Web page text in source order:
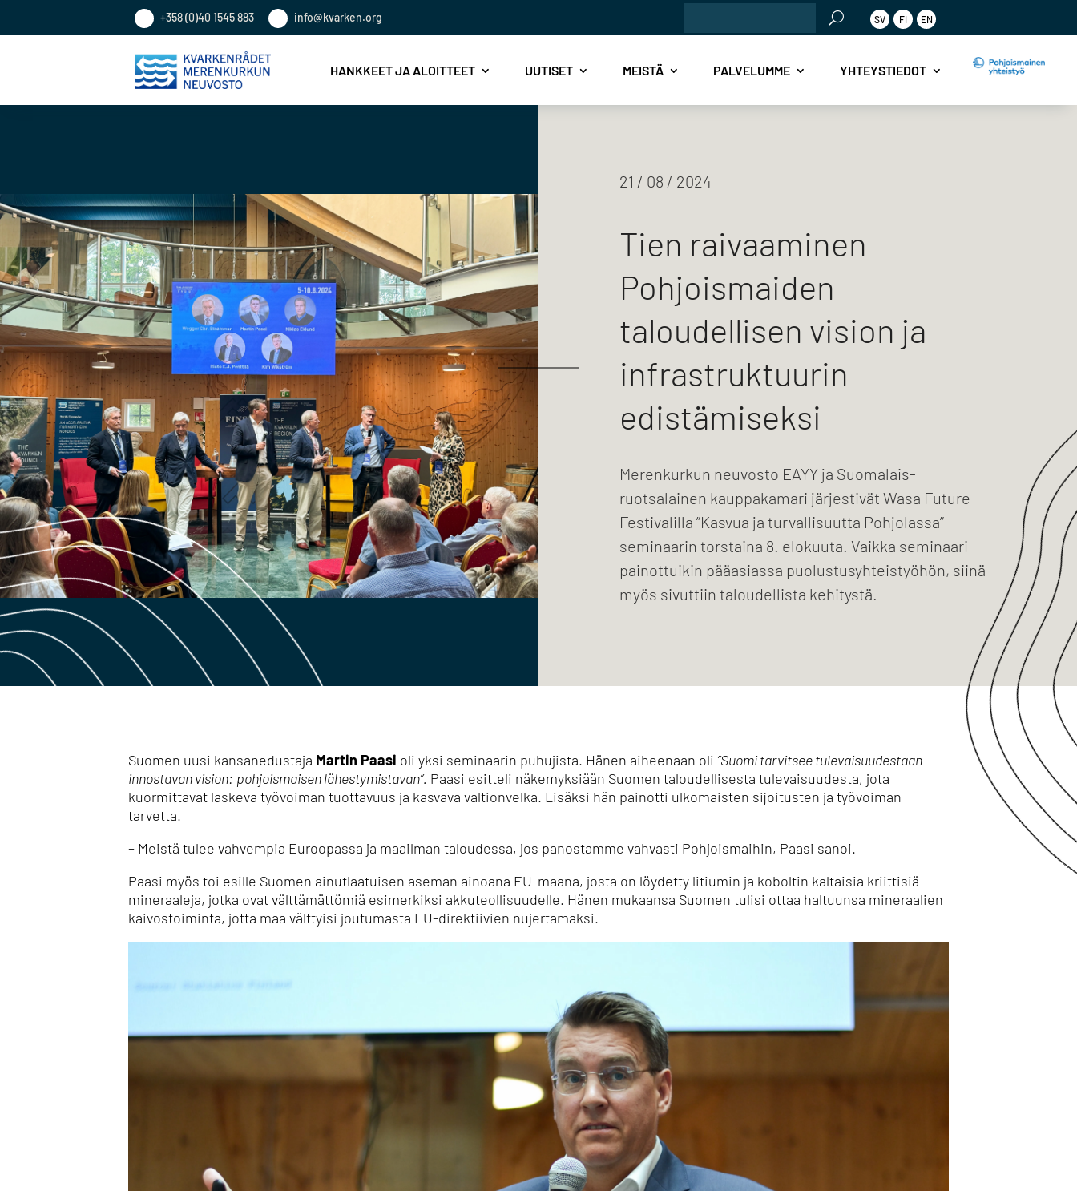
+358 (0)40 1545 883 info@kvarken.org SV FI EN
HANKKEET JA ALOITTEET UUTISET MEISTÄ PALVELUMME YHTEYSTIEDOT
21 / 08 / 2024
Tien raivaaminen
Pohjoismaiden
taloudellisen vision ja
infrastruktuurin
edistämiseksi
Merenkurkun neuvosto EAYY ja Suomalais-
ruotsalainen kauppakamari järjestivät Wasa Future
Festivalilla ”Kasvua ja turvallisuutta Pohjolassa” -
seminaarin torstaina 8. elokuuta. Vaikka seminaari
painottuikin pääasiassa puolustusyhteistyöhön, siinä
myös sivuttiin taloudellista kehitystä.
Suomen uusi kansanedustaja Martin Paasi oli yksi seminaarin puhujista. Hänen aiheenaan oli ”Suomi tarvitsee tulevaisuudestaan
innostavan vision: pohjoismaisen lähestymistavan”. Paasi esitteli näkemyksiään Suomen taloudellisesta tulevaisuudesta, jota
kuormittavat laskeva työvoiman tuottavuus ja kasvava valtionvelka. Lisäksi hän painotti ulkomaisten sijoitusten ja työvoiman
tarvetta.
– Meistä tulee vahvempia Euroopassa ja maailman taloudessa, jos panostamme vahvasti Pohjoismaihin, Paasi sanoi.
Paasi myös toi esille Suomen ainutlaatuisen aseman ainoana EU-maana, josta on löydetty litiumin ja koboltin kaltaisia kriittisiä
mineraaleja, jotka ovat välttämättömiä esimerkiksi akkuteollisuudelle. Hänen mukaansa Suomen tulisi ottaa haltuunsa mineraalien
kaivostoiminta, jotta maa välttyisi joutumasta EU-direktiivien nujertamaksi.